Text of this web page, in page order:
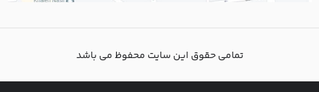
تمامی حقوق این سایت محفوظ می باشد